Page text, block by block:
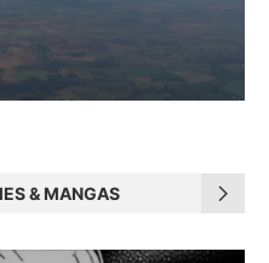
& MANGAS